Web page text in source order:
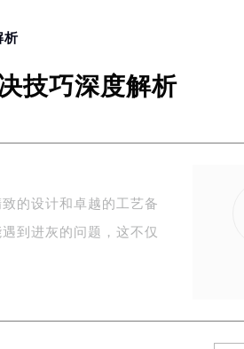
约）
约）
析
技巧深度解析
的设计和卓越的工艺备
到进灰的问题，这不仅